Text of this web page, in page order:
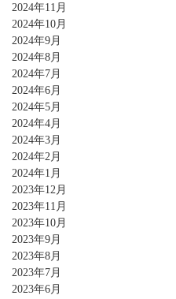
2024年11月
2024年10月
2024年9月
2024年8月
2024年7月
2024年6月
2024年5月
2024年4月
2024年3月
2024年2月
2024年1月
2023年12月
2023年11月
2023年10月
2023年9月
2023年8月
2023年7月
2023年6月